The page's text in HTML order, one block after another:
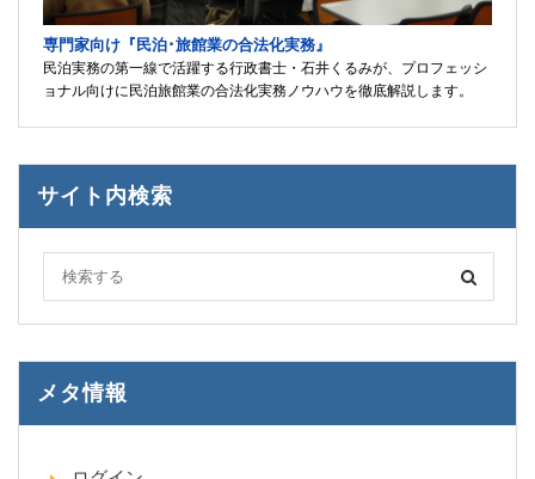
専門家向け『民泊･旅館業の合法化実務』
民泊実務の第一線で活躍する行政書士・石井くるみが、プロフェッシ
ョナル向けに民泊旅館業の合法化実務ノウハウを徹底解説します。
サイト内検索
メタ情報